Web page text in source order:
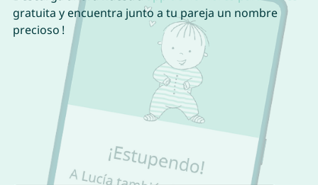
gratuita y encuentra junto a tu pareja un nombre
precioso !